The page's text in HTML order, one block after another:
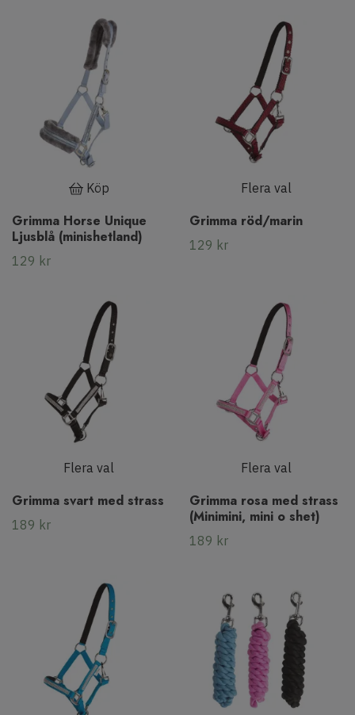
Köp
Grimma Horse Unique
Ljusblå (minishetland)
129 kr
Flera val
Grimma röd/marin
129 kr
Flera val
Grimma svart med strass
189 kr
Flera val
Grimma rosa med strass
(Minimini, mini o shet)
189 kr